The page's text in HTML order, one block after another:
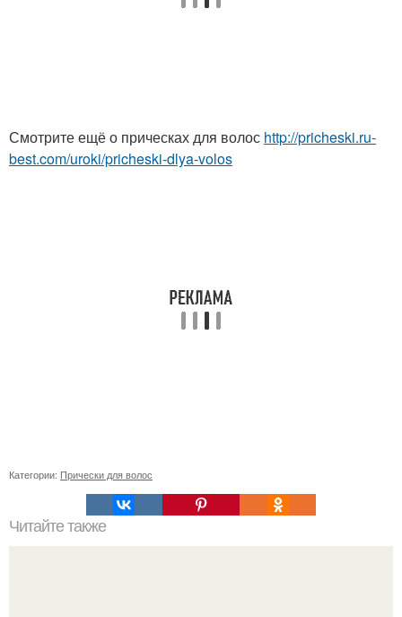
Смотрите ещё о прическах для волос http://pricheski.ru-
best.com/uroki/pricheski-dlya-volos
Категории: Прически для волос
Читайте также